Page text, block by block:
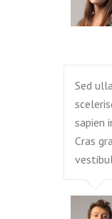
Sed
sapien
Cras